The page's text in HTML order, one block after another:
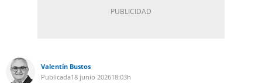
Valentín Bustos
Publicada18 junio 202618:03h